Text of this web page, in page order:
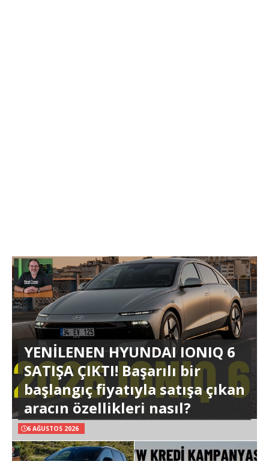
YENİLENEN HYUNDAI IONIQ 6
SATIŞA ÇIKTI! Başarılı bir
başlangıç fiyatıyla satışa çıkan
aracın özellikleri nasıl?
6 AĞUSTOS 2026